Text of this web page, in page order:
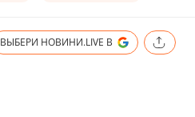
ВЫБЕРИ НОВИНИ.LIVE В